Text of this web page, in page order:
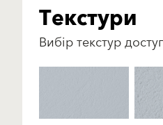
Текстури
Вибір текстур